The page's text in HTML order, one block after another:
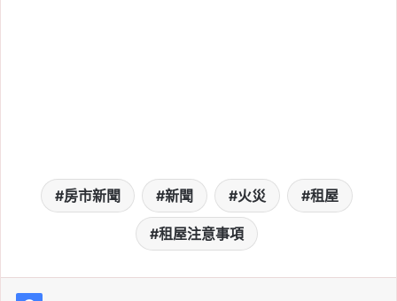
房市新聞 新聞 火災 租屋
租屋注意事項